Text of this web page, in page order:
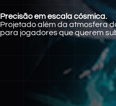
Precisão em escala cósmica.
Projetado além da atmosfera
para jogadores que querem